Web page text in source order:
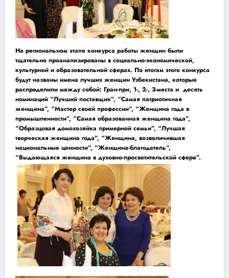
На региональном этапе конкурса работы женщин были
тщательно проанализированы в социально-экономической,
культурной и образовательной сферах. По итогам этого конкурса
будут названы имена лучших женщин Узбекистана, которые
распределили между собой: Гран-при, 1-, 2-, 3-места и десять
номинаций “Лучший поставщик”, “Самая патриотичная
женщина”, “Мастер своей профессии”, “Женщина года в
промышленности”, “Самая образованная женщина года”,
“Образцовая домохозяйка примерной семьи”, “Лучшая
творческая женщина года”, “Женщина, возвеличившая
национальные ценности”, “Женщина-благодетель”,
“Выдающаяся женщина в духовно-просветительской сфере”.